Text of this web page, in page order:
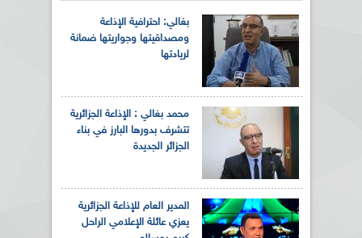
بغالي: احترافية الإذاعة
ومصداقيتها وجواريتها ضمانة
لريادتها
محمد بغالي : الإذاعة الجزائرية
تتشرف بدورها البارز في بناء
الجزائر الجديدة
المدير العام للإذاعة الجزائرية
يعزي عائلة الإعلامي الراحل